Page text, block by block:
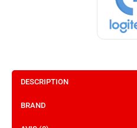
DESCRIPTION
BRAND